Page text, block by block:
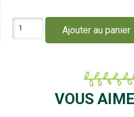
Ajouter au panier
VOUS